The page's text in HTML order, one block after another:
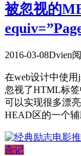
被忽视的
2016-03-08Dvien
在web设计中使
忽视了HTML标
可以实现很多漂
HEAD区的一个
杂记